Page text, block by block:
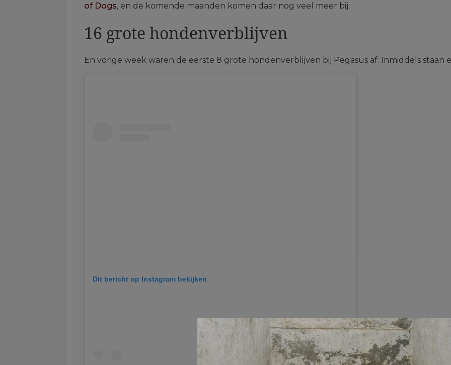
of Dogs, en de komende maanden komen daar nog veel meer bij.
16 grote hondenverblijven
En vorige week waren de eerste 8 grote hondenverblijven bij Pegasus af. Inmiddels staan
Dit bericht op Instagram bekijken